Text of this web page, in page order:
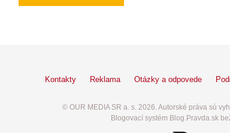
Kontakty Reklama Otázky a odpovede
© OUR MEDIA SR a. s. 2026. Autorské práva sú
Blogovací systém Blog.Pravda.sk